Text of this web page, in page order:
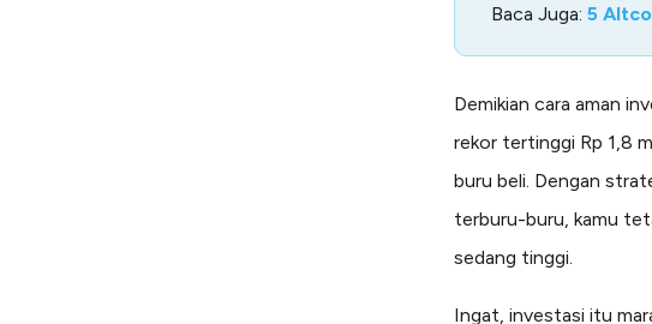
Baca Juga: 5
Demikian cara aman
rekor tertinggi Rp 1,8
buru beli. Dengan
terburu-buru, kamu
sedang tinggi.
Ingat, investasi itu